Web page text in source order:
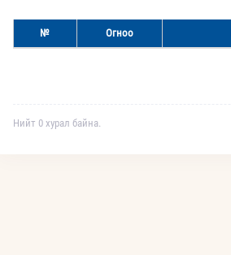
№ Огноо
Нийт 0 хурал байна.